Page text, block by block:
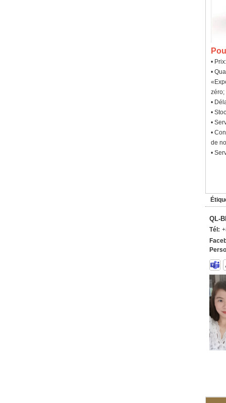
•
•
zéro;
•
•
•
•
de
•
QL-
Tél: